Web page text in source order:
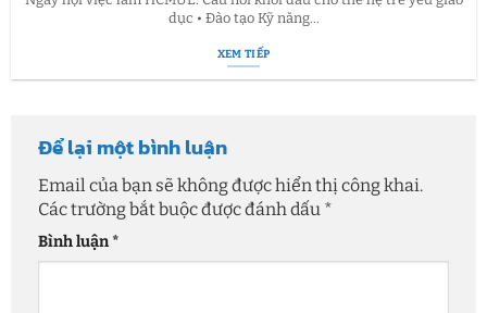
dục • Đào tạo Kỹ năng...
XEM TIẾP
Để lại một bình luận
Email của bạn sẽ không được hiển thị công khai.
Các trường bắt buộc được đánh dấu *
Bình luận*